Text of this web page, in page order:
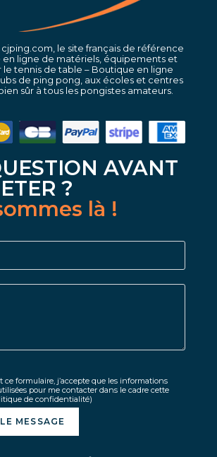
le site français de référence
en ligne de matériels, équipements et
le tennis de table – Boutique en ligne
de ping pong, aux écoles et centres
sûr à tous les pongistes amateurs.
AVANT
?
là !
ce formulaire, j’accepte que les informations
pour me contacter dans le cadre cette
de confidentialité)
MESSAGE